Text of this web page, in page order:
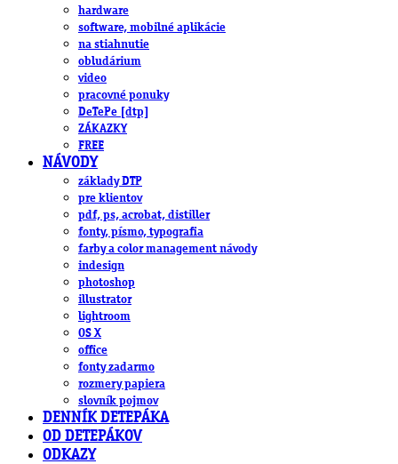
hardware
software, mobilné aplikácie
na stiahnutie
obludárium
video
pracovné ponuky
DeTePe [dtp]
ZÁKAZKY
FREE
NÁVODY
základy DTP
pre klientov
pdf, ps, acrobat, distiller
fonty, písmo, typografia
farby a color management návody
indesign
photoshop
illustrator
lightroom
OS X
office
fonty zadarmo
rozmery papiera
slovník pojmov
DENNÍK DETEPÁKA
OD DETEPÁKOV
ODKAZY